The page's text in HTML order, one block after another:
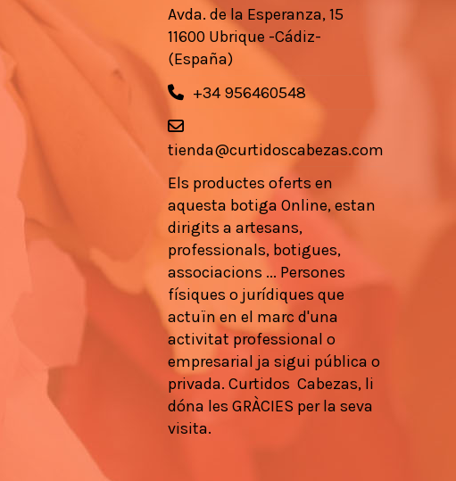
Avda. de la Esperanza, 15
11600 Ubrique -Cádiz-
(España)
+34 956460548
tienda@curtidoscabezas.com
Els productes oferts en
aquesta botiga Online,estan
dirigits a artesans,
professionals, botigues,
associacions ... Persones
físiques o jurídiques que
actuïn en el marc d'una
activitat professional o
empresarial ja sigui pública o
privada. Curtidos Cabezas, li
dóna les GRÀCIES per la seva
visita.